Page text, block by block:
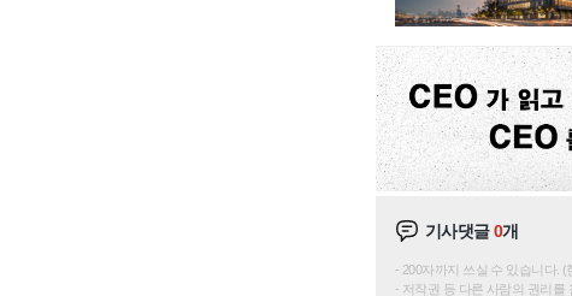
기사댓글0개
200자까지 쓰실 수 있습니다. (
저작권 등 다른 사람의 권리를